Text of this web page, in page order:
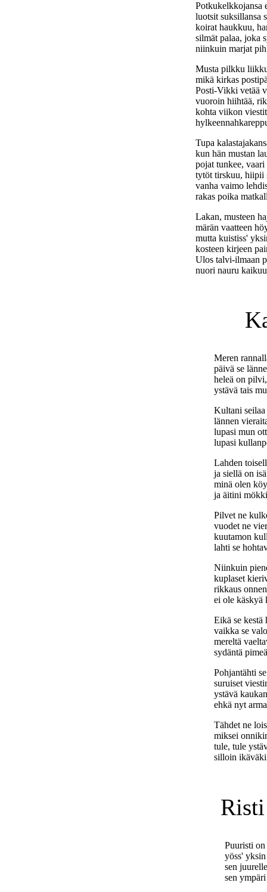
Potkukelkkojansa
luotsit suksillansa
koirat haukkuu,
silmät palaa, joka
niinkuin marjat
Musta pilkku
mikä kirkas
Posti-Vikki vetää
vuoroin hiihtää,
kohta viikon
Tupa
kun hän mustan
pojat tunkee,
tytöt tirskuu, hiipii
vanha vaimo
rakas poika
Lakan, musteen
märän vaatteen
mutta kuistiss'
kosteen kirjeen
Ulos talvi-ilmaan
nuori nauru
Meren
päivä se
heleä on
ystävä tais
Kultani
lännen
lupasi mun
lupasi
Lahden
ja siellä on
minä olen
ja äitini
Pilvet ne
vuodet ne
kuutamon
lahti se
Niinkuin
kuplaset
rikkaus
ei ole käskyä
Eikä se kestä
vaikka se
mereltä
sydäntä
Pohjantähti
suruiset
ystävä
ehkä nyt
Tähdet ne
miksei
tule, tule
silloin
Puuristi
yöss'
sen
sen